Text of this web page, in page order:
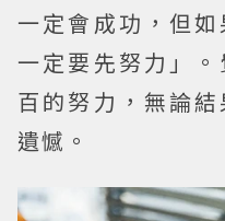
一定會成功，但
一定要先努力」
百的努力，無論
遺憾。